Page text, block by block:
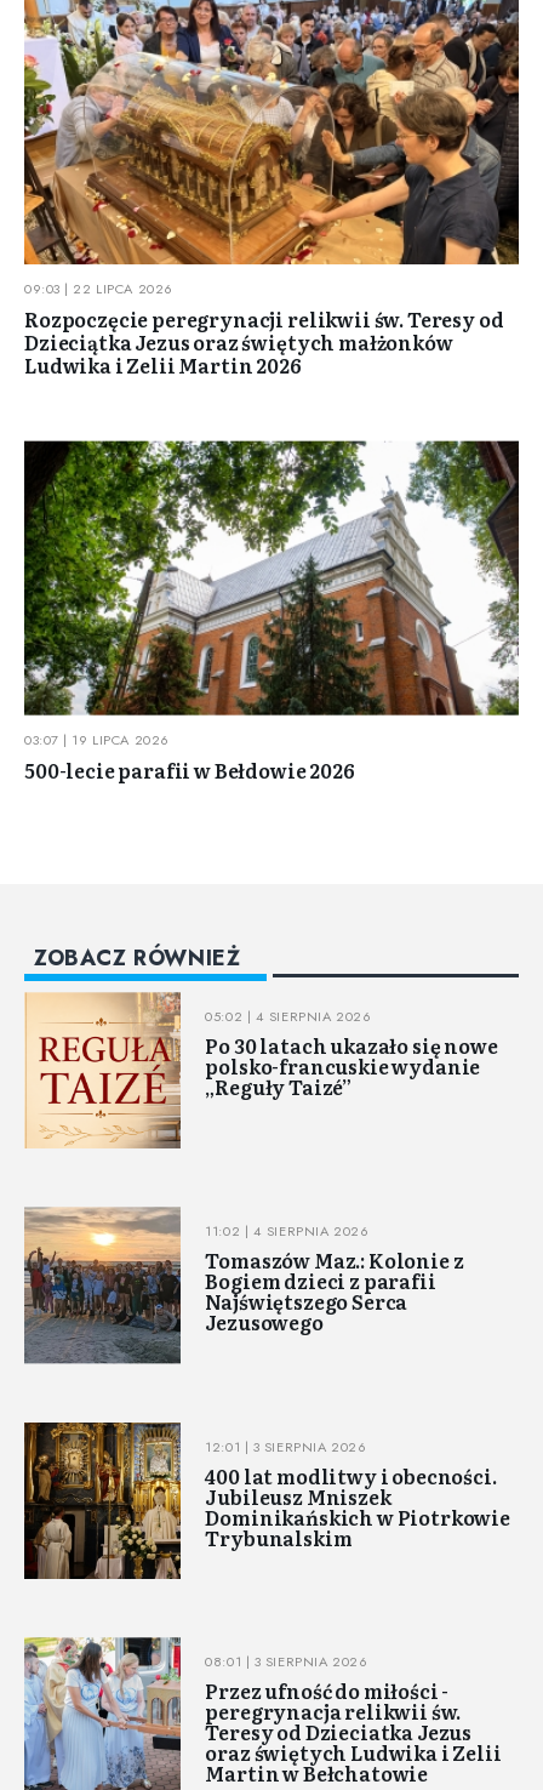
09:03 | 22 LIPCA 2026
Rozpoczęcie peregrynacji relikwii św. Teresy od
Dzieciątka Jezus oraz świętych małżonków
Ludwika i Zelii Martin 2026
03:07 | 19 LIPCA 2026
500-lecie parafii w Bełdowie 2026
ZOBACZ RÓWNIEŻ
05:02 | 4 SIERPNIA 2026
Po 30 latach ukazało się nowe
polsko-francuskie wydanie
„Reguły Taizé”
11:02 | 4 SIERPNIA 2026
Tomaszów Maz.: Kolonie z
Bogiem dzieci z parafii
Najświętszego Serca
Jezusowego
12:01 | 3 SIERPNIA 2026
400 lat modlitwy i obecności.
Jubileusz Mniszek
Dominikańskich w Piotrkowie
Trybunalskim
08:01 | 3 SIERPNIA 2026
Przez ufność do miłości -
peregrynacja relikwii św.
Teresy od Dzieciatka Jezus
oraz świętych Ludwika i Zelii
Martin w Bełchatowie